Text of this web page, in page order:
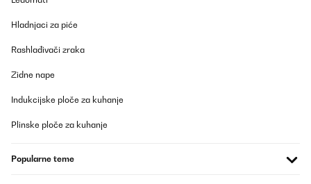
Hladnjaci za piće
Rashlađivači zraka
Zidne nape
Indukcijske ploče za kuhanje
Plinske ploče za kuhanje
Popularne teme